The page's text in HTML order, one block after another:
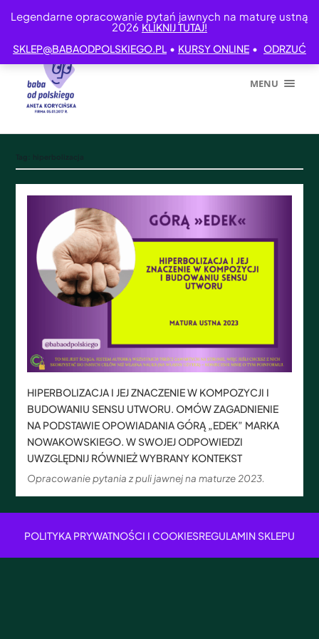
Legendarne opracowanie pytań jawnych na maturę ustną
2026 KLIKNIJ TUTAJ!
SKLEP@BABAODPOLSKIEGO.PL • KURSY ONLINE • ODRZUĆ
MENU
HIPERBOLIZACJA I JEJ ZNACZENIE W KOMPOZYCJI I
BUDOWANIU SENSU UTWORU. OMÓW ZAGADNIENIE
NA PODSTAWIE OPOWIADANIA GÓRĄ „EDEK” MARKA
NOWAKOWSKIEGO. W SWOJEJ ODPOWIEDZI
UWZGLĘDNIJ RÓWNIEŻ WYBRANY KONTEKST
Opracowanie pytania z puli jawnej na maturze 2023.
POLITYKA PRYWATNOŚCI I COOKIESREGULAMIN SKLEPU